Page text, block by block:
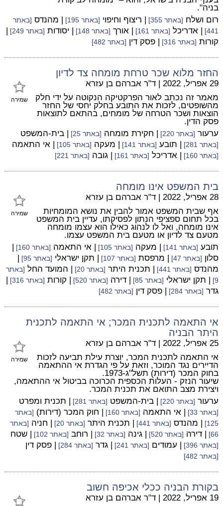
בניה".
רום ושלח [באתר 355] | ריצוף וחיפוי [באתר 195] | מהנדס [באתר
441]
| אדריכל [באתר 161] | אורך [באתר 148] | יסודות [באתר 249]
|
קורות [באתר 316] | פסק דין [באתר 482]
החזר מלוא שכר טרחת מומחה צד לדיון
שמירה
29 אפריל, 2022 | ד"ר אברהם בן עזרא
מאמר זה נכתב לאור הפרקטיקה הנקוטה על ידי חלק
מהשופטים, לזכות את התובע בחלק יחסי של החזר
הוצאות ושכר הטרחה של מומחים, בהתאם לתוצאות
פסק הדין.
ערעור [באתר 220] | חקירת מומחה [באתר 25] | בית-המשפט
[באתר 281] | תובע [באתר 141] | מעקה [באתר 105] | אי התאמה
[באתר 160] | אדריכל [באתר 161] | גובה [באתר 221]
בית המשפט אינו מומחה
שמירה
28 אפריל, 2022 | ד"ר אברהם בן עזרא
אף שבית המשפט אמור להבין את נושא המומחיות
בכל תחום ספציפי הנתון לפסיקתו, עדיין בית המשפט
אינו מומחה, ואל לו לנהוג כאילו הוא עצמו מומחה
מטעם צד לדיון או מטעם בית המשפט עצמו.
תובע [באתר 141] | מעקה [באתר 105] | אי התאמה [באתר 160]
|
סלון [באתר 47] | מרפסת [באתר 107] | תקן ישראלי [באתר 95]
|
מהנדס [באתר 441] | תכנית היתר [באתר 20] | המועד החל [באתר
9]
| תקן ישראלי [באתר 85] | דירה [באתר 520] | קורות [באתר 316]
|
גדר [באתר 284] | פסק דין [באתר 482]
אי התאמה לתכנית המכר; אי התאמה לתכנית
היתר הבניה
שמירה
25 אפריל, 2022 | ד"ר אברהם בן עזרא
אי התאמה לתכנית המכר, יוצרת עילת תביעה לזכות
הדיירים נגד המוכר, וזאת על פי הגדרת אי ההתאמה
בחוק המכר (דירות) תשל"ג-1973.
שיעור הנזק - העלות הכספית הכרוכה בביטול אי ההתאמה,
ויצירת מצב התואם את תכנית המכר.
ערעור [באתר 220] | בית-המשפט [באתר 281] | תכנית ומפרט
[באתר 33] | אי התאמה [באתר 160] | חוק המכר (דירות) [באתר
125]
| מהנדס [באתר 441] | תכנית היתר [באתר 20] | חניה [באתר
66]
| דירה [באתר 520] | גינה [באתר 32] | רוחב [באתר 102] | שטח
[באתר 396] | עמודים [באתר 241] | גדר [באתר 284] | פסק דין
[באתר 482]
בקורת הבניה ככלי אכיפה חשוב
19 אפריל, 2022 | ד"ר אברהם בן עזרא